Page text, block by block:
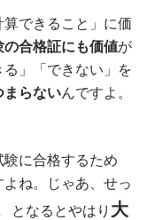
できること」に価
の合格証にも価値が
」「できない」を
まらないんですよ。
に合格するため
ね。じゃあ、せっ
となるとやはり 大